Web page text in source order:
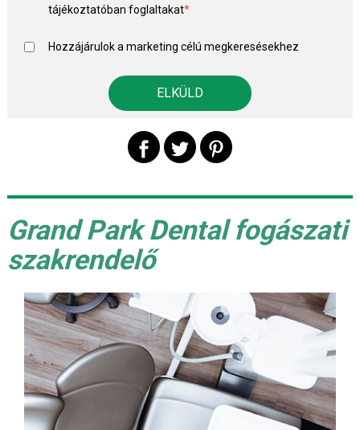
tájékoztatóban foglaltakat*
Hozzájárulok a marketing célú megkeresésekhez
Grand Park Dental fogászati
szakrendelő